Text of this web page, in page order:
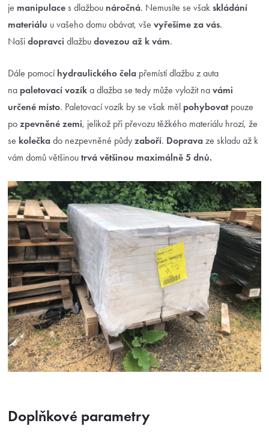
je manipulace s dlažbou náročná. Nemusíte se však skládání
materiálu u vašeho domu obávat, vše vyřešíme za vás.
Naši dopravci dlažbu dovezou až k vám.
Dále pomocí hydraulického čela přemístí dlažbu z auta
na paletovací vozík a dlažba se tedy může vyložit na vámi
určené místo. Paletovací vozík by se však měl pohybovatpouze
po zpevněné zemi, jelikož při převozu těžkého materiálu hrozí, že
se kolečka do nezpevněné půdy zaboří. Doprava ze skladu až k
vám domů většinou trvá většinou maximálně 5 dnů.
Doplňkové parametry